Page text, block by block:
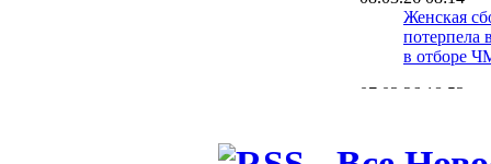
Женская
потерпела
в отборе
07.03.26 18:53
женскому